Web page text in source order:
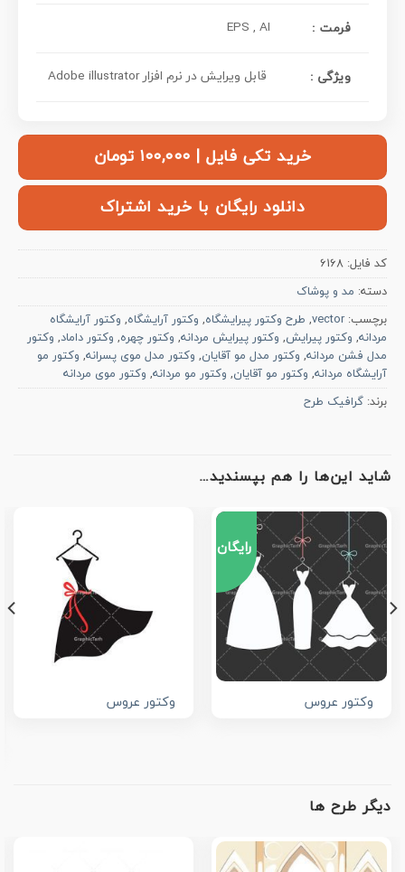
: فرمت EPS , AI
ویژگی : قابل ویرایش در نرم افزار Adobe illustrator
خرید تکی فایل | ۱۰۰,۰۰۰ تومان
دانلود رایگان با خرید اشتراک
کد فایل: 6168
دسته: مد و پوشاک
برچسب: vector
, طرح وکتور پیرایشگاه, وکتور آرایشگاه, وکتور آرایشگاه
مردانه, وکتور پیرایش, وکتور پیرایش مردانه, وکتور چهره, وکتور داماد, وکتور
مدل فشن مردانه, وکتور مدل مو آقایان, وکتور مدل موی پسرانه, وکتور مو
آرایشگاه مردانه, وکتور مو آقایان, وکتور مو مردانه, وکتور موی مردانه
برند: گرافیک طرح
شاید این‌ها را هم بپسندید…
رایگان
وکتور عروس وکتور عروس
دیگر طرح ها